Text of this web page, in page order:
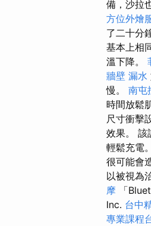
備，沙拉
方位外燴
了二十分
基本上相
溫下降。
牆壁 漏水
慢。 南屯
時間放鬆
尺寸衝擊
效果。 該
輕鬆充電
很可能會
以被視為
摩
「
Inc. 台中
專業課程